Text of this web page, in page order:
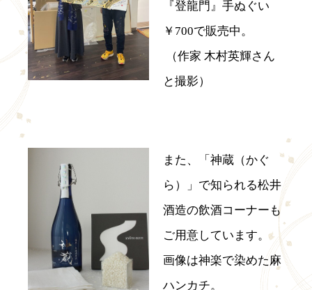
『登龍門』手ぬぐい
￥700で販売中。
（作家 木村英輝さん
と撮影）
また、「神蔵（かぐ
ら）」で知られる松井
酒造の飲酒コーナーも
ご用意しています。
画像は神楽で染めた麻
ハンカチ。